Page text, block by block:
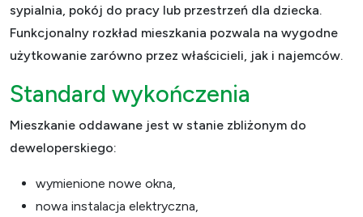
sypialnia, pokój do pracy lub przestrzeń dla dziecka.
Funkcjonalny rozkład mieszkania pozwala na wygodne
użytkowanie zarówno przez właścicieli, jak i najemców.
Standard wykończenia
Mieszkanie oddawane jest w stanie zbliżonym do
deweloperskiego:
wymienione nowe okna,
nowa instalacja elektryczna,